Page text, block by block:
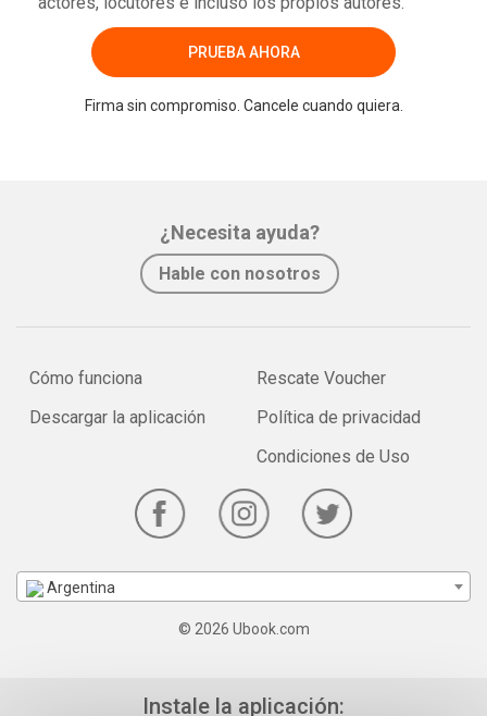
PRUEBA AHORA
Firma sin compromiso. Cancele cuando quiera.
¿Necesita ayuda?
Hable con nosotros
Cómo funciona
Descargar la aplicación
Rescate Voucher
Política de privacidad
Condiciones de Uso
Argentina
© 2026 Ubook.com
Instale la aplicación: